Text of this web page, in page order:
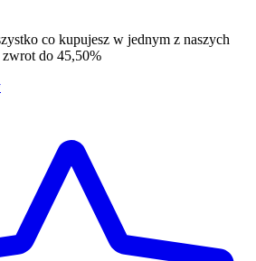
co kupujesz w jednym z naszych
do 45,50%